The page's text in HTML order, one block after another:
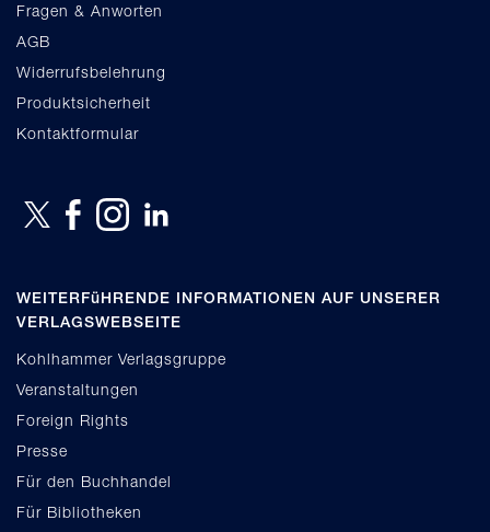
Fragen & Anworten
AGB
Widerrufsbelehrung
Produktsicherheit
Kontaktformular
WEITERFüHRENDE INFORMATIONEN AUF UNSERER
VERLAGSWEBSEITE
Kohlhammer Verlagsgruppe
Veranstaltungen
Foreign Rights
Presse
Für den Buchhandel
Für Bibliotheken